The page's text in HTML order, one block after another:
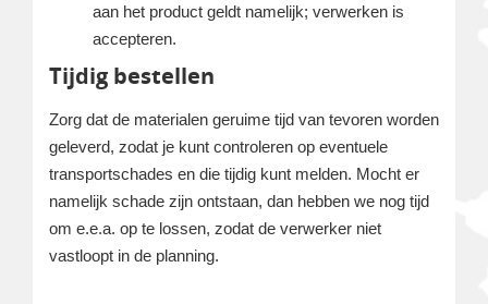
aan het product geldt namelijk; verwerken is
accepteren.
Tijdig bestellen
Zorg dat de materialen geruime tijd van tevoren worden
geleverd, zodat je kunt controleren op eventuele
transportschades en die tijdig kunt melden. Mocht er
namelijk schade zijn ontstaan, dan hebben we nog tijd
om e.e.a. op te lossen, zodat de verwerker niet
vastloopt in de planning.